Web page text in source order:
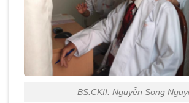
BS.CKII. Nguyễn Song